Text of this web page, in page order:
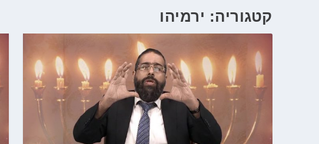
קטגוריה: ירמיהו